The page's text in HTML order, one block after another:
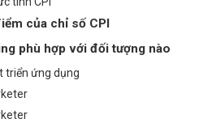
của chỉ số CPI
phù hợp với đối tượng nào
triển ứng dụng